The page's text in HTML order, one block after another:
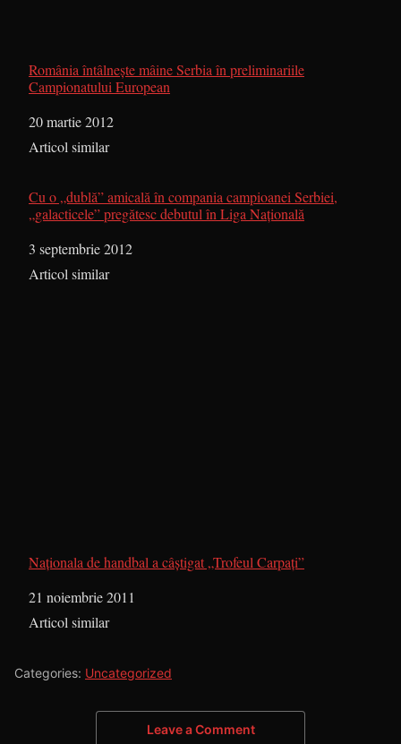
România întâlneşte mâine Serbia în preliminariile
Campionatului European
Dată
20 martie 2012
În legătură cu
Articol similar
Cu o „dublă” amicală în compania campioanei Serbiei,
„galacticele” pregătesc debutul în Liga Naţională
Dată
3 septembrie 2012
În legătură cu
Articol similar
Naţionala de handbal a câştigat „Trofeul Carpaţi”
Dată
21 noiembrie 2011
În legătură cu
Articol similar
Categories: Uncategorized
Leave a Comment